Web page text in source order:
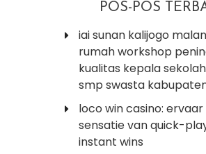
POS-POS
iai sunan kalijogo
rumah workshop
kualitas kepala
smp swasta
loco win casino: ervaar
sensatie van quick-
instant wins